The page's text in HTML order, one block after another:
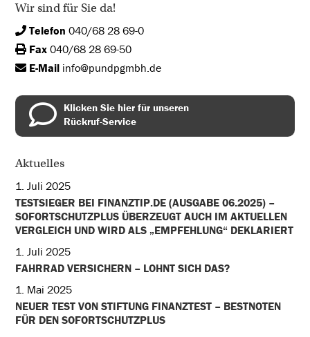
Wir sind für Sie da!
Telefon 040/68 28 69-0
Fax 040/68 28 69-50
E-Mail info@pundpgmbh.de
Klicken Sie hier für unseren
Rückruf-Service
Aktuelles
1. Juli 2025
TESTSIEGER BEI FINANZTIP.DE (AUSGABE 06.2025) –
SOFORTSCHUTZPLUS ÜBERZEUGT AUCH IM AKTUELLEN
VERGLEICH UND WIRD ALS „EMPFEHLUNG“ DEKLARIERT
1. Juli 2025
FAHRRAD VERSICHERN – LOHNT SICH DAS?
1. Mai 2025
NEUER TEST VON STIFTUNG FINANZTEST – BESTNOTEN
FÜR DEN SOFORTSCHUTZPLUS